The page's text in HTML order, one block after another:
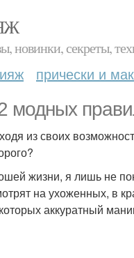
новинки, секреты,
прически и
модных
из своих
жизни, я лишь не
на ухоженных, в
аккуратный